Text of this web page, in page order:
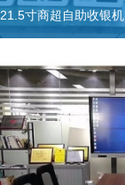
21.5寸商超自助收银机